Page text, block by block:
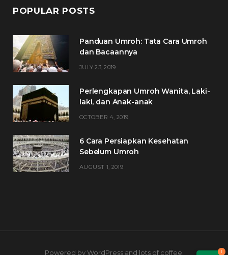
1
POPULAR POSTS
Panduan Umroh: Tata Cara Umroh
dan Bacaannya
JULY 23, 2019
Perlengkapan Umroh Wanita, Laki-
laki, dan Anak-anak
OCTOBER 4, 2019
6 Cara Persiapkan Kesehatan
Sebelum Umroh
AUGUST 1, 2019
Powered by WordPress and lots of coffee.